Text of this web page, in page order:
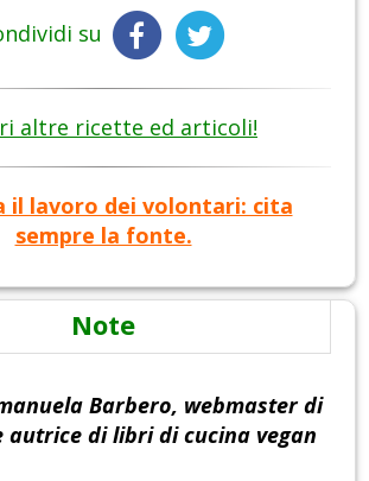
su
altre ricette ed articoli!
il lavoro dei volontari: cita
sempre la fonte.
Note
Barbero, webmaster di
autrice di libri di cucina vegan